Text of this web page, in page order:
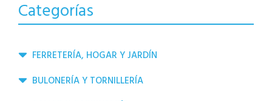
Categorías
FERRETERÍA, HOGAR Y JARDÍN
BULONERÍA Y TORNILLERÍA